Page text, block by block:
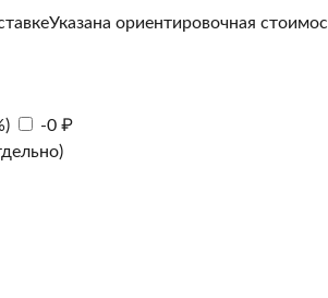
Указана ориентировочная
-0 ₽